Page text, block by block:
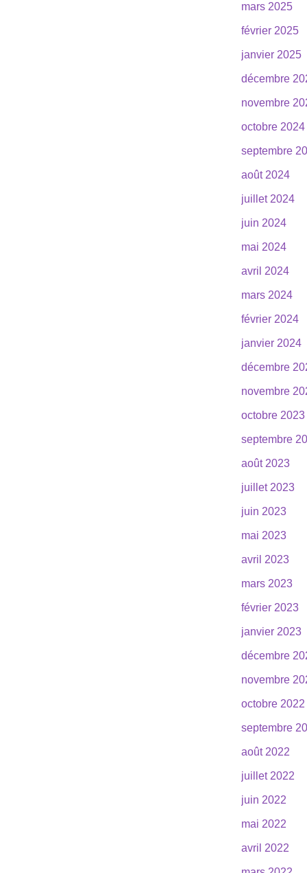
mars 2025
février 2025
janvier 2025
décembre
novembre
octobre 2024
septembre
août 2024
juillet 2024
juin 2024
mai 2024
avril 2024
mars 2024
février 2024
janvier 2024
décembre
novembre
octobre 2023
septembre
août 2023
juillet 2023
juin 2023
mai 2023
avril 2023
mars 2023
février 2023
janvier 2023
décembre
novembre
octobre 2022
septembre
août 2022
juillet 2022
juin 2022
mai 2022
avril 2022